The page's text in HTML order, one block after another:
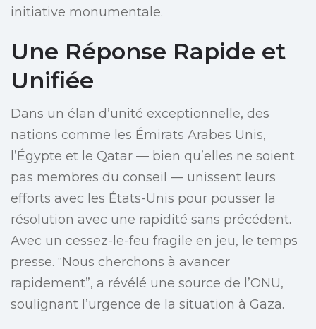
initiative monumentale.
Une Réponse Rapide et
Unifiée
Dans un élan d’unité exceptionnelle, des
nations comme les Émirats Arabes Unis,
l’Égypte et le Qatar — bien qu’elles ne soient
pas membres du conseil — unissent leurs
efforts avec les États-Unis pour pousser la
résolution avec une rapidité sans précédent.
Avec un cessez-le-feu fragile en jeu, le temps
presse. “Nous cherchons à avancer
rapidement”, a révélé une source de l’ONU,
soulignant l’urgence de la situation à Gaza.